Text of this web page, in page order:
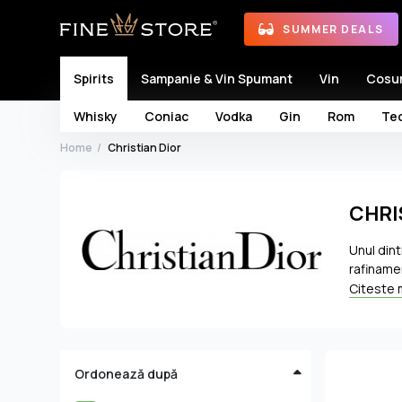
SUMMER DEALS
Spirits
Whisky Coniac Vodka Gin Rom
Sampanie & Vin Spumant Vin
Home Christian Dior
Unul
pentru
Citeste
Ordonează după